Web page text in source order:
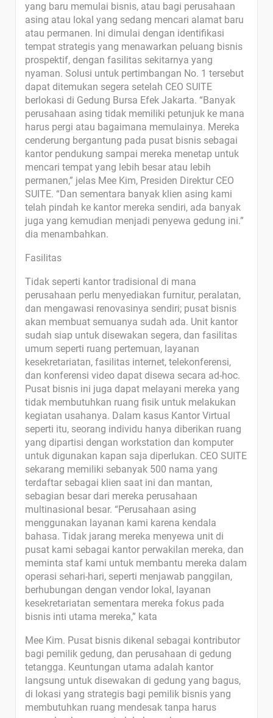
yang baru memulai bisnis, atau bagi perusahaan
asing atau lokal yang sedang mencari alamat baru
atau permanen. Ini dimulai dengan identifikasi
tempat strategis yang menawarkan peluang bisnis
prospektif, dengan fasilitas sekitarnya yang
nyaman. Solusi untuk pertimbangan No. 1 tersebut
dapat ditemukan segera setelah CEO SUITE
berlokasi di Gedung Bursa Efek Jakarta. “Banyak
perusahaan asing tidak memiliki petunjuk ke mana
harus pergi atau bagaimana memulainya. Mereka
cenderung bergantung pada pusat bisnis sebagai
kantor pendukung sampai mereka menetap untuk
mencari tempat yang lebih besar atau lebih
permanen,” jelas Mee Kim, Presiden Direktur CEO
SUITE. “Dan sementara banyak klien asing kami
telah pindah ke kantor mereka sendiri, ada banyak
juga yang kemudian menjadi penyewa gedung ini.”
dia menambahkan.
Fasilitas
Tidak seperti kantor tradisional di mana
perusahaan perlu menyediakan furnitur, peralatan,
dan mengawasi renovasinya sendiri; pusat bisnis
akan membuat semuanya sudah ada. Unit kantor
sudah siap untuk disewakan segera, dan fasilitas
umum seperti ruang pertemuan, layanan
kesekretariatan, fasilitas internet, telekonferensi,
dan konferensi video dapat disewa secara ad-hoc.
Pusat bisnis ini juga dapat melayani mereka yang
tidak membutuhkan ruang fisik untuk melakukan
kegiatan usahanya. Dalam kasus Kantor Virtual
seperti itu, seorang individu hanya diberikan ruang
yang dipartisi dengan workstation dan komputer
untuk digunakan kapan saja diperlukan. CEO SUITE
sekarang memiliki sebanyak 500 nama yang
terdaftar sebagai klien saat ini dan mantan,
sebagian besar dari mereka perusahaan
multinasional besar. “Perusahaan asing
menggunakan layanan kami karena kendala
bahasa. Tidak jarang mereka menyewa unit di
pusat kami sebagai kantor perwakilan mereka, dan
meminta staf kami untuk membantu mereka dalam
operasi sehari-hari, seperti menjawab panggilan,
berhubungan dengan vendor lokal, layanan
kesekretariatan sementara mereka fokus pada
bisnis inti utama mereka,” kata
Mee Kim. Pusat bisnis dikenal sebagai kontributor
bagi pemilik gedung, dan perusahaan di gedung
tetangga. Keuntungan utama adalah kantor
langsung untuk disewakan di gedung yang bagus,
di lokasi yang strategis bagi pemilik bisnis yang
membutuhkan ruang mendesak tanpa harus